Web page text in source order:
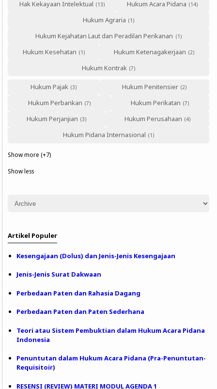
Hak Kekayaan Intelektual
Hukum Acara Pidana
Hukum Agraria
Hukum Kejahatan Laut dan Peradilan Perikanan
Hukum Kesehatan
Hukum Ketenagakerjaan
Hukum Kontrak
Hukum Pajak
Hukum Penitensier
Hukum Perbankan
Hukum Perikatan
Hukum Perjanjian
Hukum Perusahaan
Hukum Pidana Internasional
Show more (+7)
Show less
Artikel Populer
Kesengajaan (Dolus) dan Jenis-Jenis Kesengajaan
Jenis-Jenis Surat Dakwaan
Perbedaan Paten dan Rahasia Dagang
Perbedaan Paten dan Paten Sederhana
Teori atau Sistem Pembuktian dalam Hukum Acara Pidana
Indonesia
Penuntutan dalam Hukum Acara Pidana (Pra-Penuntutan-
Requisitoir)
RESENSI (REVIEW) MATERI MODUL AGENDA 1